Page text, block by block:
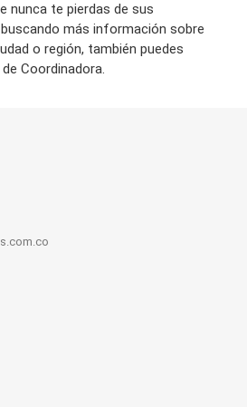
nunca te pierdas de sus
más información sobre
o región, también puedes
Coordinadora.